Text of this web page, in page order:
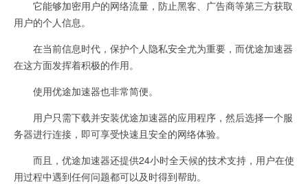
它能够加密用户的网络流量，防止黑客、广告商等第三方获取
用户的个人信息。
在当前信息时代，保护个人隐私安全尤为重要，而优途加速器
在这方面发挥着积极的作用。
使用优途加速器也非常简便。
用户只需下载并安装优途加速器的应用程序，然后选择一个服
务器进行连接，即可享受快速且安全的网络体验。
而且，优途加速器还提供24小时全天候的技术支持，用户在使
用过程中遇到任何问题都可以及时得到帮助。